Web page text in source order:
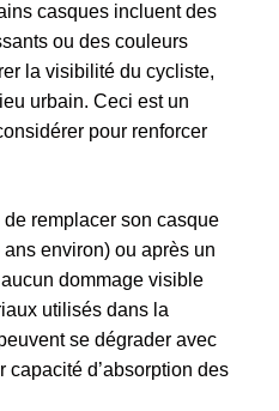
casques incluent des
ou des couleurs
la visibilité du cycliste,
urbain. Ceci est un
pour renforcer
remplacer son casque
environ) ou après un
dommage visible
utilisés dans la
se dégrader avec
capacité d’absorption des